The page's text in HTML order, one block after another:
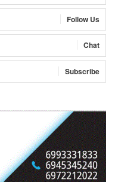
Follow Us
Chat
Subscribe